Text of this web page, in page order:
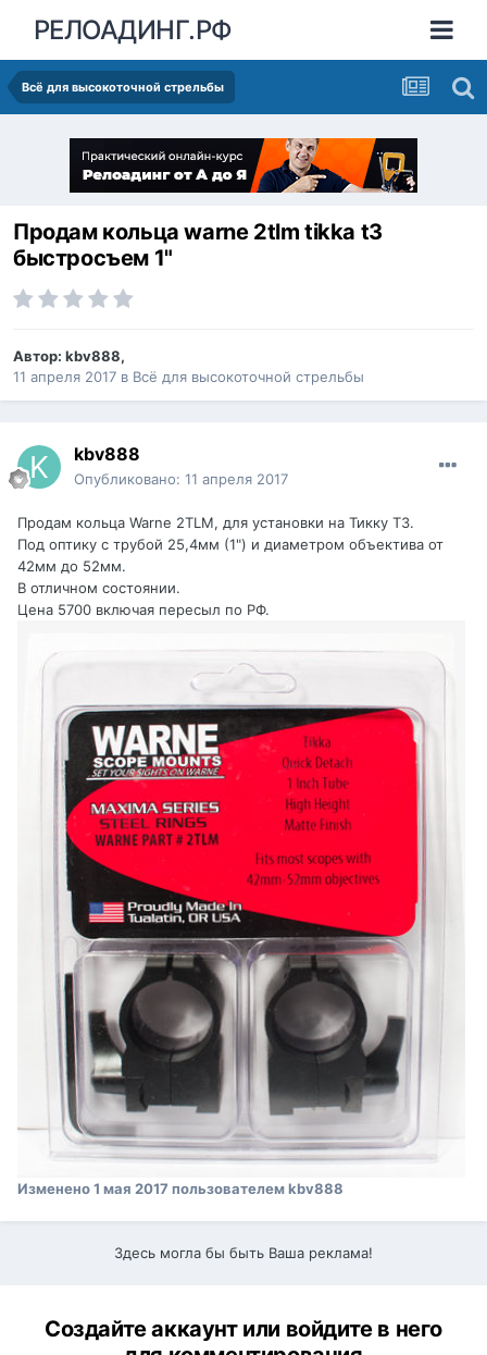
РЕЛОАДИНГ.РФ
Всё для высокоточной стрельбы
Продам кольца warne 2tlm tikka t3
быстросъем 1"
Автор: kbv888,
11 апреля 2017 в Всё для высокоточной стрельбы
kbv888
Опубликовано: 11 апреля 2017
Продам кольца Warne 2TLM, для установки на Тикку Т3.
Под оптику с трубой 25,4мм (1") и диаметром объектива от
42мм до 52мм.
В отличном состоянии.
Цена 5700 включая пересыл по РФ.
Изменено1 мая 2017 пользователем kbv888
Здесь могла бы быть Ваша реклама!
Создайте аккаунт или войдите в него